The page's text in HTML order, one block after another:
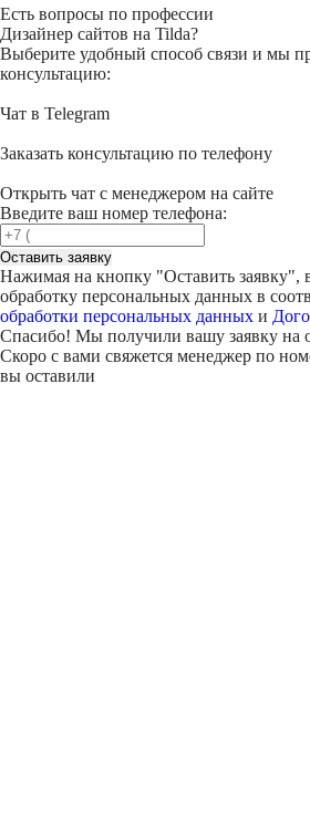
Есть вопросы по профессии
Дизайнер сайтов на Tilda?
Выберите удобный способ связи и мы
консультацию:
Чат в Telegram
Заказать консультацию по телефону
Открыть чат с менеджером на сайте
Введите ваш номер телефона:
Оставить заявку
Нажимая на кнопку "Оставить заявку",
обработку персональных данных в
обработки персональных данных и
Спасибо! Мы получили вашу заявку на
Скоро с вами свяжется менеджер по
вы оставили